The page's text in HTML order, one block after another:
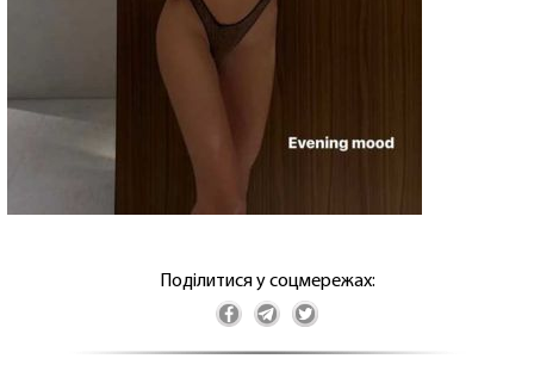
Поділитися у соцмережах: